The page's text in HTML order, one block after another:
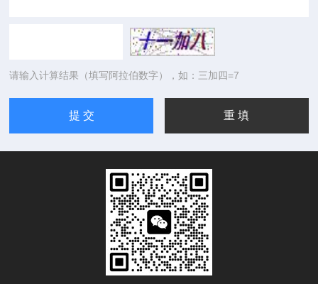
请输入计算结果（填写阿拉伯数字），如：三加四=7